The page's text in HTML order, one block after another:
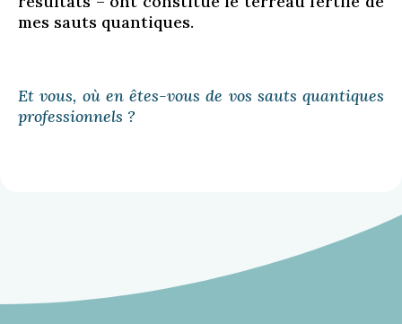
mes sauts quantiques.
Et vous, où en êtes-vous de vos sauts quantiques
professionnels ?